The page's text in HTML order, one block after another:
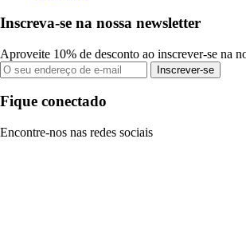
Inscreva-se na nossa newsletter
Aproveite 10% de desconto ao inscrever-se na
Inscrever-se
Fique conectado
Encontre-nos nas redes sociais